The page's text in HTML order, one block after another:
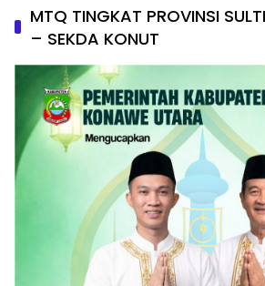
MTQ TINGKAT PROVINSI
– SEKDA KONUT